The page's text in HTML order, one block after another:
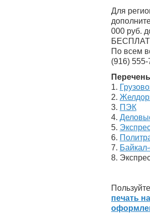
Для
000 руб.
По всем
(916) 555-
1.
2.
3. ПЭК
4.
5.
6.
7.
8.
печать